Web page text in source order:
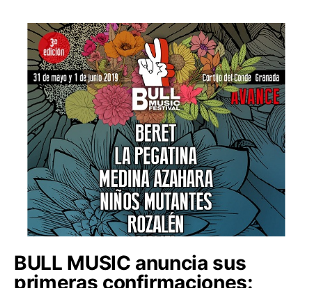
BULL MUSIC anuncia sus
primeras confirmaciones: